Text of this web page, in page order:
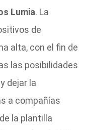
Lumia. La
de
alta, con el fin de
las posibilidades
dejar la
a compañías
la plantilla